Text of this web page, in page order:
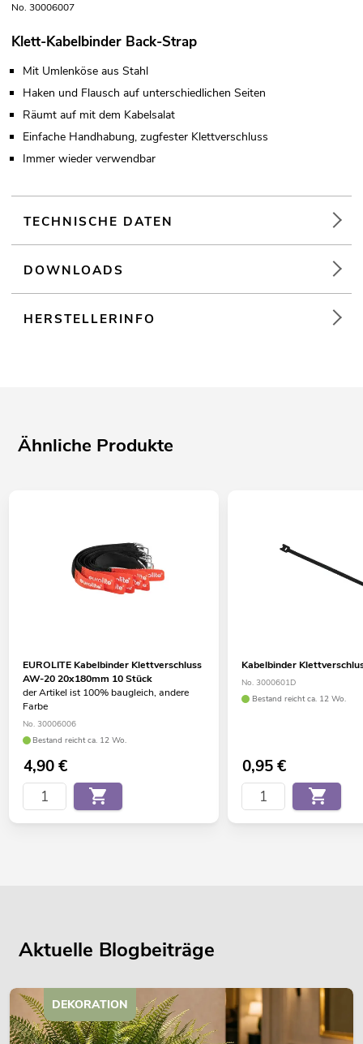
No. 30006007
Klett-Kabelbinder Back-Strap
Mit Umlenköse aus Stahl
Haken und Flausch auf unterschiedlichen Seiten
Räumt auf mit dem Kabelsalat
Einfache Handhabung, zugfester Klettverschluss
Immer wieder verwendbar
TECHNISCHE DATEN
DOWNLOADS
HERSTELLERINFO
Ähnliche Produkte
EUROLITE Kabelbinder Klettverschluss
AW-20 20x180mm 10 Stück
der Artikel ist 100% baugleich, andere
Farbe
No. 30006006
Bestand reicht ca. 12 Wo.
4,90€
Kabelbinder
No. 3000601D
Bestand reicht ca. 12 Wo.
0,95€
Aktuelle Blogbeiträge
DEKORATION